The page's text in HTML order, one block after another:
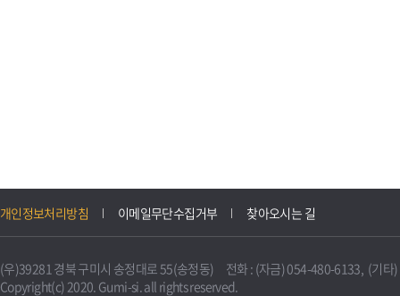
개인정보처리방침 이메일무단수집거부 찾아오시는 길
(우)39281 경북 구미시 송정대로 55(송정동) 전화 : (자금) 054-480-6133, (기타
Copyright(c) 2020. Gumi-si. all rights reserved.